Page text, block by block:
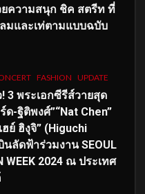
ยความสนุก ชิค สตรีท ที่
มและเท่ตามแบบฉบับ
FASHION UPDATE
3 พระเอกซีรีส์วายสุด
ด-ฐิติพงศ์”“Nat Chen”
ฮย์ ฮิงุจิ” (Higuchi
นลัดฟ้าร่วมงาน SEOUL
WEEK 2024 ณ ประเทศ